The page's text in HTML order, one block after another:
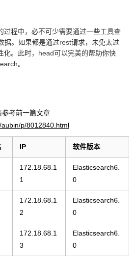
过程中，必不可少需要通过一些工具查
据。如果都是通过rest请求，未免太过
化。此时，head可以完美的帮助你快
。
考前一篇文章
p/8012840.html
IP 软件版本
172.18.68.1
1
Elasticsearch6.
0
172.18.68.1
2
Elasticsearch6.
0
172.18.68.1
3
Elasticsearch6.
0